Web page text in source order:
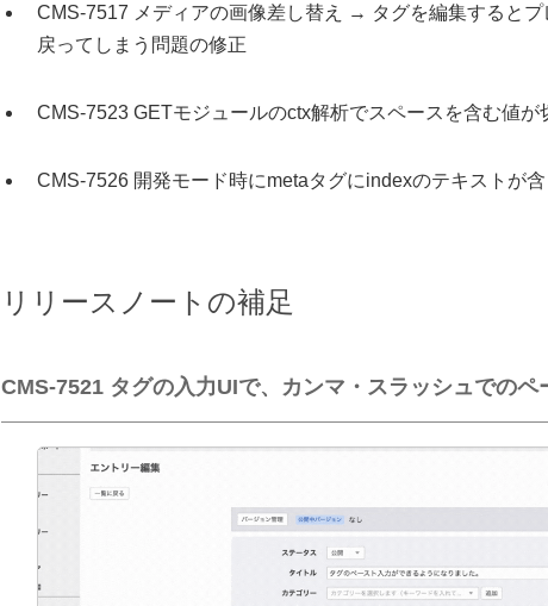
CMS-7517 メディアの画像差し替え → タグを編集すると
戻ってしまう問題の修正
CMS-7523 GETモジュールのctx解析でスペースを含む値が
CMS-7526 開発モード時にmetaタグにindexのテキストが
リリースノートの補足
CMS-7521 タグの入力UIで、カンマ・スラッシュでのペ